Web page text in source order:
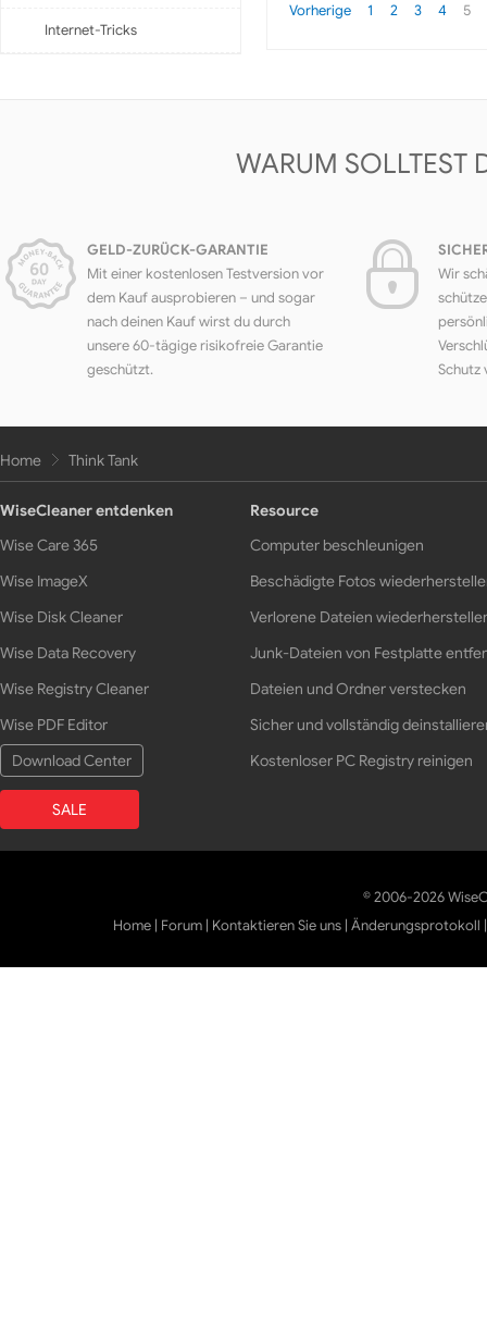
Internet-Tricks
Vorherige 1 2 3 4 5
WARUM SOLLTEST
GELD-ZURÜCK-GARANTIE
Mit einer kostenlosen Testversion vor
dem Kauf ausprobieren – und sogar
nach deinen Kauf wirst du durch
unsere 60-tägige risikofreie Garantie
geschützt.
Wir
Schutz
Home Think Tank
WiseCleaner entdenken
Wise Care 365
Wise ImageX
Wise Disk Cleaner
Wise Data Recovery
Wise Registry Cleaner
Wise PDF Editor
Download Center
SALE
Resource
Computer beschleunigen
Beschädigte Fotos
Verlorene Dateien
Junk-Dateien von Festplatte
Dateien und Ordner verstecken
Sicher und vollständig
Kostenloser PC Registry reinigen
© 2006-2026
Home | Forum | Kontaktieren Sie uns |Änderungsprotokoll